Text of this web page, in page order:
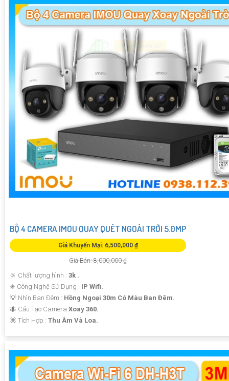
BỘ 4 CAMERA IMOU QUAY QUÉT NGOÀI TRỜI 5.0MP
Giá Khuyến Mại: 6,500,000 ₫
Giá Bán: 8,000,000 ₫
🔆 Chất lượng hình : 3k .
✳️ Công Nghệ Sử Dụng : IP Wifi.
💡 Nhìn Ban Đêm : Hồng Ngoại 30m Có Màu Ban Ðêm.
🐜 Cấu Tạo Camera Xoay 360.
️⌘ Tích Hợp : Thu Âm Và Loa.